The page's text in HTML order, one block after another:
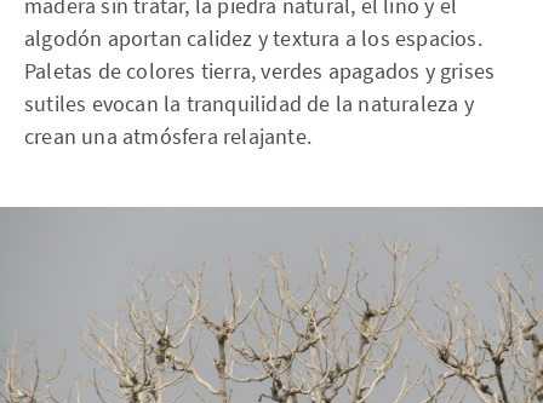
algodón aportan calidez y textura a los espacios.
Paletas de colores tierra, verdes apagados y grises
sutiles evocan la tranquilidad de la naturaleza y
crean una atmósfera relajante.